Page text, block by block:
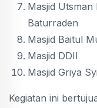
Masjid
Baturraden
Masjid Baitul
Masjid DDII
Masjid Griya
Kegiatan ini